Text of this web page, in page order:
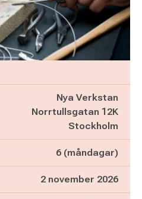
Nya Verkstan
Norrtullsgatan 12K
Stockholm
6 (måndagar)
2 november 2026